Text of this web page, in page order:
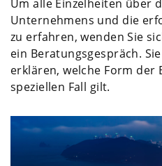
Um alle Einzelheiten über
Unternehmens und die
zu erfahren, wenden Sie
ein Beratungsgespräch.
erklären, welche Form der
speziellen Fall gilt.